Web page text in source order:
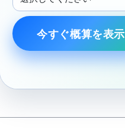
今すぐ概算を表示